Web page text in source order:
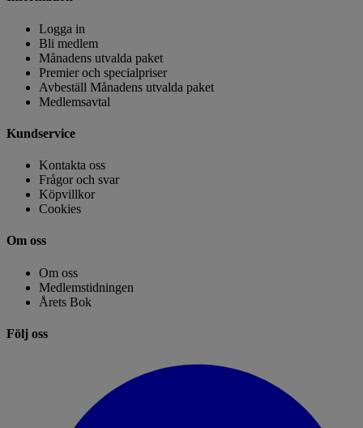
Logga in
Bli medlem
Månadens utvalda paket
Premier och specialpriser
Avbeställ Månadens utvalda paket
Medlemsavtal
Kundservice
Kontakta oss
Frågor och svar
Köpvillkor
Cookies
Om oss
Om oss
Medlemstidningen
Årets Bok
Följ oss